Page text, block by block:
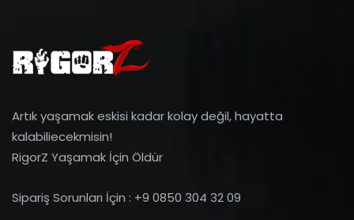
Artık yaşamak eskisi kadar kolay değil, hayatta
kalabiliecekmisin!
RigorZ Yaşamak İçin Öldür
Sipariş Sorunları İçin : +9 0850 304 32 09